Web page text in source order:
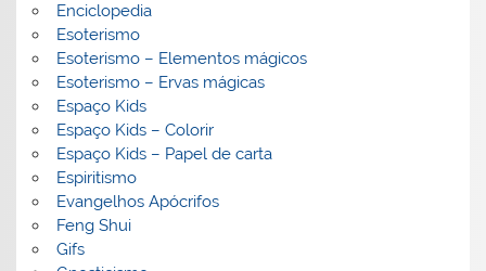
Enciclopedia
Esoterismo
Esoterismo – Elementos mágicos
Esoterismo – Ervas mágicas
Espaço Kids
Espaço Kids – Colorir
Espaço Kids – Papel de carta
Espiritismo
Evangelhos Apócrifos
Feng Shui
Gifs